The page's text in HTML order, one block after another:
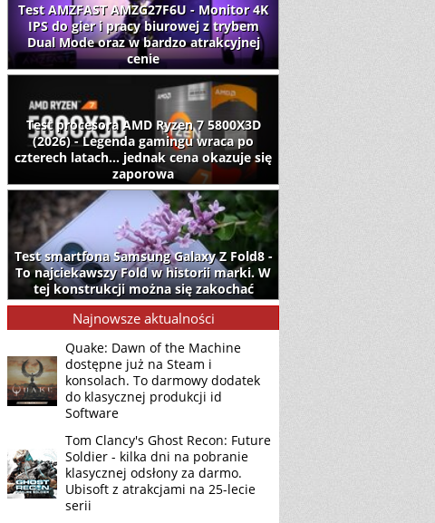
Test AMZFAST AMZG27F6U - Monitor 4K
IPS do gier i pracy biurowej z trybem
Dual Mode oraz w bardzo atrakcyjnej
cenie
Test procesora AMD Ryzen 7 5800X3D
(2026) - Legenda gamingu wraca po
czterech latach... jednak cena okazuje się
zaporowa
Test smartfona Samsung Galaxy Z Fold8 -
To najciekawszy Fold w historii marki. W
tej konstrukcji można się zakochać
Najnowsze aktualności
Quake: Dawn of the Machine
dostępne już na Steam i
konsolach. To darmowy dodatek
do klasycznej produkcji id
Software
Tom Clancy's Ghost Recon: Future
Soldier - kilka dni na pobranie
klasycznej odsłony za darmo.
Ubisoft z atrakcjami na 25-lecie
serii